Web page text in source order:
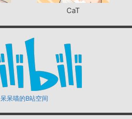
CaT
呆呆喵的B站空间